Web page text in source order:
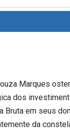
Marques
dos
Bruta em seus
da